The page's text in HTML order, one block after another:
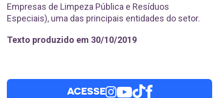
Empresas de Limpeza Pública e Resíduos
Especiais), uma das principais entidades do setor.
Texto produzido em 30/10/2019
ACESSE